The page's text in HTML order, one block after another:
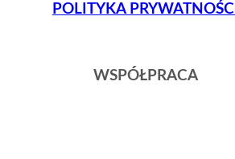
POLITYKA PRYWATNOŚCI
WSPÓŁPRACA